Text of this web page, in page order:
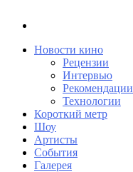
Новости кино
Рецензии
Интервью
Рекомендации
Технологии
Короткий метр
Шоу
Артисты
События
Галерея